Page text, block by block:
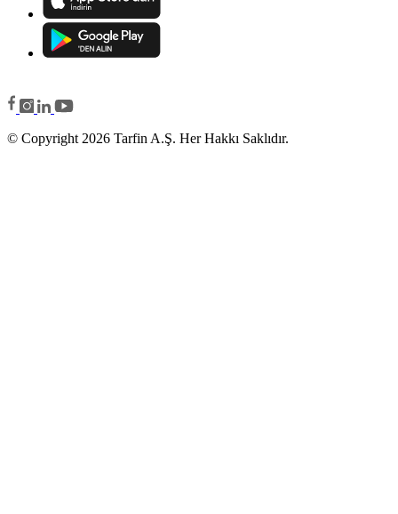
© Copyright 2026 Tarfin A.Ş. Her Hakkı Saklıdır.